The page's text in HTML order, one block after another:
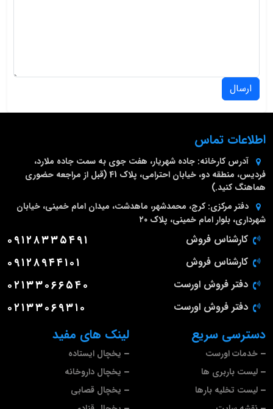
ارسال
لینک های مفید
یخچال ایستاده
یخچال داروخانه
یخچال قصابی
دسترسی سریع
خدمات اورست
لیست باربری ها
لیست تخلیه بارها
اطلاعات تماس
آدرس کارخانه: جاده شهریار، هفت جوی به سمت جاده ملارد،
فردیس، منطقه دو، خیابان احترامی، پلاک 41 (قبل از مراجعه حضوری
هماهنگ کنید.)
دفتر مرکزی: کرج، محمدشهر، ماهدشت، میدان امام خمینی، خیابان
شهرداری، بلوار امام خمینی، پلاک ۲۰
کارشناس فروش ۰۹۱۲۸۳۳۵۴۹۱
کارشناس فروش ۰۹۱۲۸۹۴۴۱۰۱
دفتر فروش اورست ۰۲۱۳۳۰۶۶۵۴۰
دفتر فروش اورست ۰۲۱۳۳۰۶۹۳۱۰